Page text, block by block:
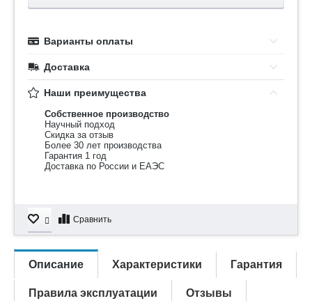
Варианты оплаты
Доставка
Наши преимущества
Собственное производство
Научный подход
Скидка за отзыв
Более 30 лет производства
Гарантия 1 год
Доставка по России и ЕАЭС
Сравнить
Описание Характеристики Гарантия
Правила эксплуатации Отзывы